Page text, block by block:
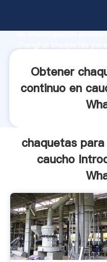
de investigación
clientes.Obtener
continuo en
chaquetas
caucho